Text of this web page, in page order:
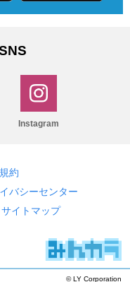
Instagram
約
バシーセンター
サイトマップ
© LY Corporation